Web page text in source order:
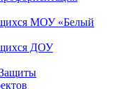
МОУ «Белый
ДОУ